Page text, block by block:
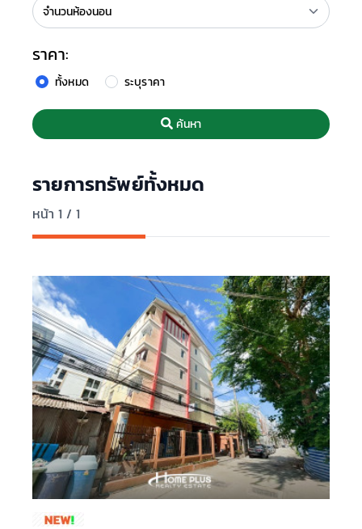
รายการทรัพย์ทั้งหมด
หน้า 1 / 1
ราคา:
ทั้งหมด ระบุราคา
ค้นหา